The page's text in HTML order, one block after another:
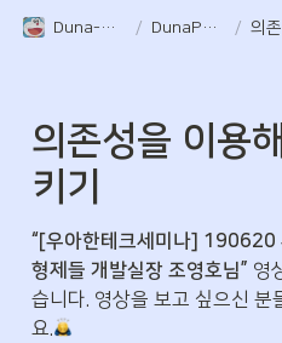
Duna-Pocket / DunaPocket /
의존성을 이용
키기
“[우아한테크세미나] 190620
형제들 개발실장 조영호님” 영
습니다. 영상을 보고 싶으신 분
요.